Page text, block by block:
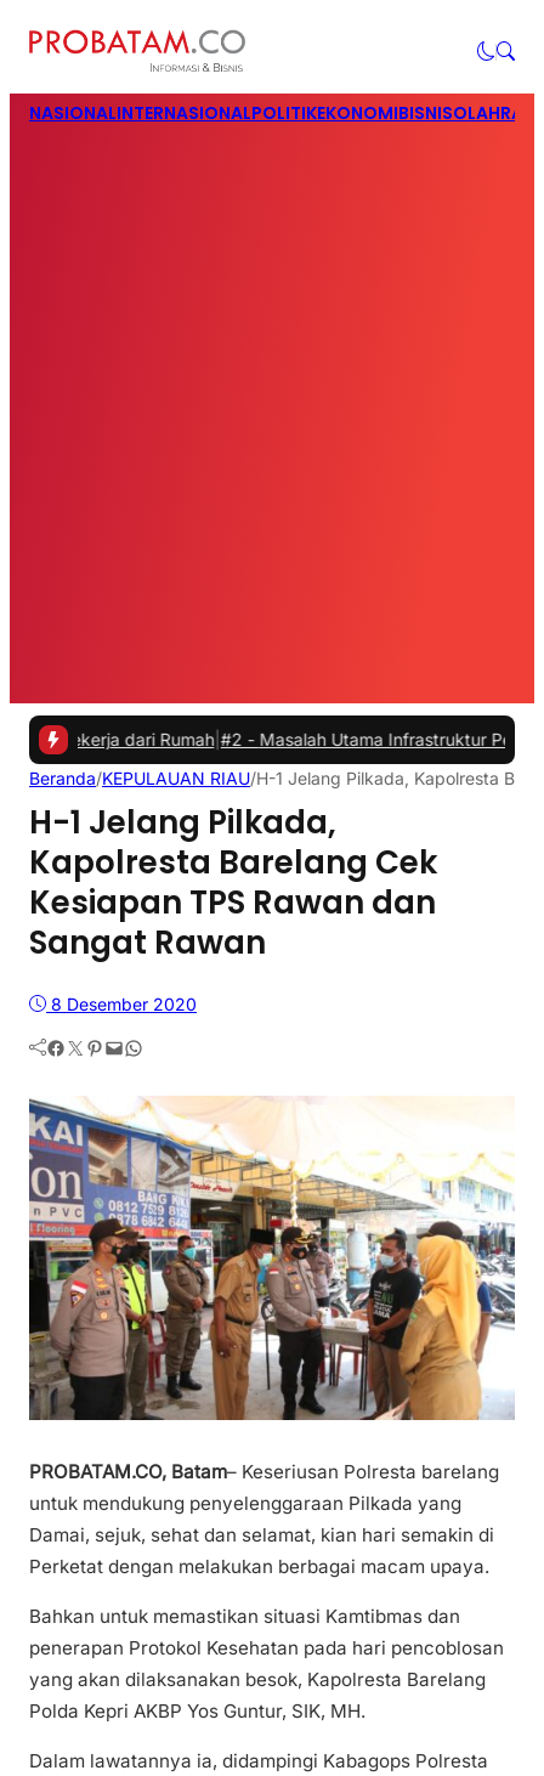
NASIONALINTERNASIONALPOLITIKEKONOMIBISNIS
dari Rumah |#2 -Masalah Utama Infrastruktur Pengisian Daya
Beranda/KEPULAUAN RIAU/H-1 Jelang Pilkada, Kapolresta
H-1 Jelang Pilkada,
Kapolresta Barelang Cek
Kesiapan TPS Rawan dan
Sangat Rawan
8 Desember 2020
Facebook Twitter Pinterest Mail WhatsApp
PROBATAM.CO, Batam– Keseriusan Polresta barelang
untuk mendukung penyelenggaraan Pilkada yang
Damai, sejuk, sehat dan selamat, kian hari semakin di
Perketat dengan melakukan berbagai macam upaya.
Bahkan untuk memastikan situasi Kamtibmas dan
penerapan Protokol Kesehatan pada hari pencoblosan
yang akan dilaksanakan besok, Kapolresta Barelang
Polda Kepri AKBP Yos Guntur, SIK, MH.
Dalam lawatannya ia, didampingi Kabagops Polresta